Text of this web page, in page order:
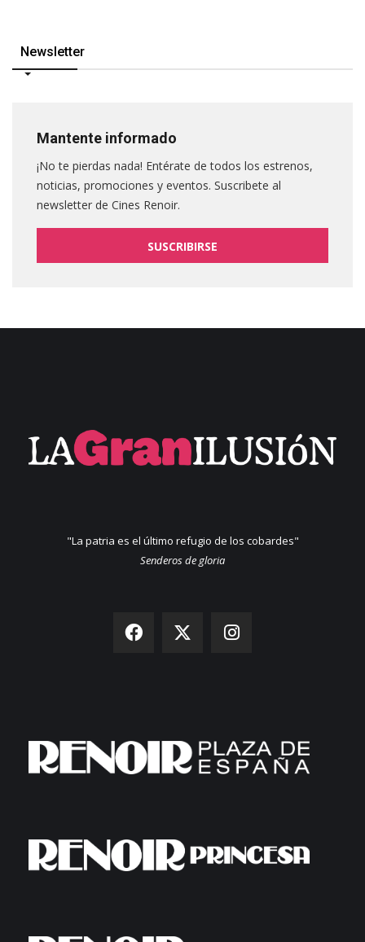
Newsletter
Mantente informado
¡No te pierdas nada! Entérate de todos los estrenos,
noticias, promociones y eventos. Suscribete al
newsletter de Cines Renoir.
SUSCRIBIRSE
"La patria es el último refugio de los cobardes"
Senderos de gloria